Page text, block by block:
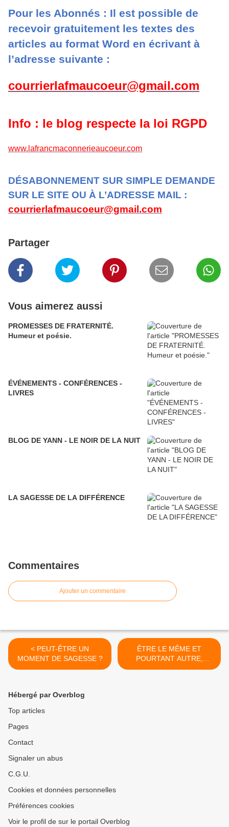
Pour les Abonnés : Il est possible de
recevoir gratuitement les textes des
articles au format Word en écrivant à
l’adresse suivante :
courrierlafmaucoeur@gmail.com
Info : le blog respecte la loi RGPD
www.lafrancmaconnerieaucoeur.com
DÉSABONNEMENT SUR SIMPLE DEMANDE
SUR LE SITE OU À L’ADRESSE MAIL :
courrierlafmaucoeur@gmail.com
Partager
Vous aimerez aussi
PROMESSES DE FRATERNITÉ.
Humeur et poésie.
ÉVÉNEMENTS - CONFÉRENCES -
LIVRES
BLOG DE YANN - LE NOIR DE LA NUIT
LA SAGESSE DE LA DIFFÉRENCE
Commentaires
Ajouter un commentaire
< PEUT-ÊTRE UN
MOMENT DE SAGESSE ?
ÊTRE LE MÊME ET
POURTANT AUTRE,
MOURIR POUR DEVENIR !
Hébergé par Overblog
Top articles
Pages
Contact
Signaler un abus
C.G.U.
Cookies et données personnelles
Préférences cookies
Voir le profil de sur le portail Overblog